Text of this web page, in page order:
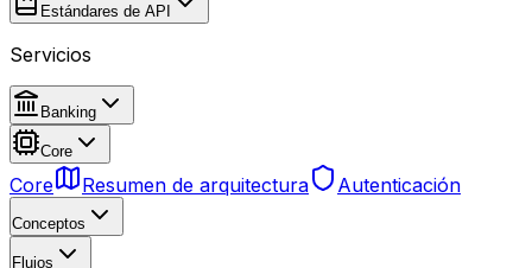
Estándares de API
Servicios
Banking
Core
Core Resumen de arquitectura Autenticación
Conceptos
Flujos